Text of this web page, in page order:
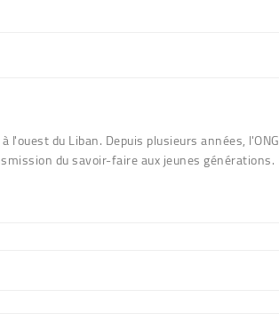
du Liban. Depuis plusieurs années, l'ONG
du savoir-faire aux jeunes générations.